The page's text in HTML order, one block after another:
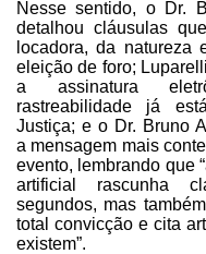
Nesse sentido, o Dr.
detalhou cláusulas
locadora, da natureza
eleição de foro;
a assinatura
rastreabilidade já
Justiça; e o Dr. Bruno
a mensagem mais
evento, lembrando que
artificial rascunha
segundos, mas
total convicção e cita
existem”.